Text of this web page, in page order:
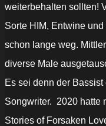
weiterbehalten sollten!
Sorte HIM, Entwine
schon lange weg.
diverse Male
Es sei denn der
Songwriter. 2020 hatte
Stories of Forsaken